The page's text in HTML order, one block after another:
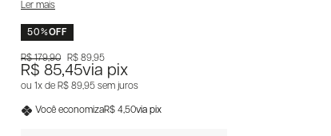
Ler mais
50%OFF
R$ 85,45via pix
R$ 179,90 R$ 89,95
1x R$ 89,95 sem juros
Você economizaR$ 4,50via pix